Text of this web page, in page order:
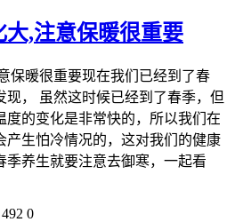
,注意保暖很重要
保暖很重要现在我们已经到了春
现， 虽然这时候已经到了春季，但
度的变化是非常快的，所以我们在
产生怕冷情况的，这对我们的健康
季养生就要注意去御寒，一起看
492 0